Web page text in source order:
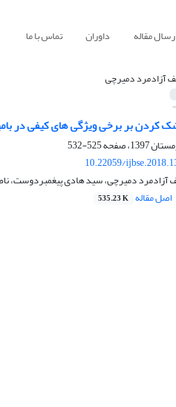
مقاله داوران تماس با ما
آزادمرد دمیرچی
کردن بر برخی ویژگی های کیفی در
525-532
10.22059/
آزادمرد دمیرچی، سید هادی پیغمبردوست،
اصل مقاله 535.23 K